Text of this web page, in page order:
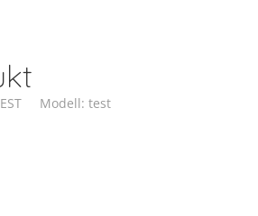
Modell: test